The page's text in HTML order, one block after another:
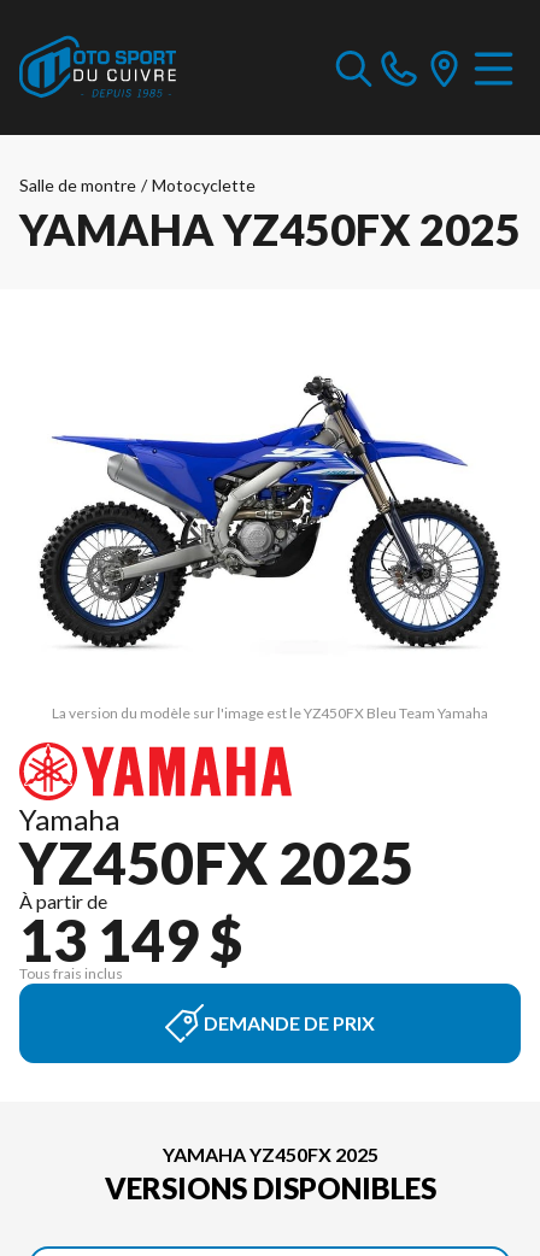
Salle de montre / Motocyclette
YAMAHA YZ450FX 2025
La version du modèle sur l'image est le YZ450FX Bleu Team Yamaha
Yamaha
YZ450FX 2025
À partir de
13 149 $
Tous frais inclus
DEMANDE DE PRIX
YAMAHA YZ450FX 2025
VERSIONS DISPONIBLES